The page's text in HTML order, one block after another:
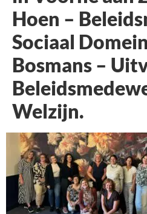
Hoen –
Sociaal
Bosmans –
Welzijn.